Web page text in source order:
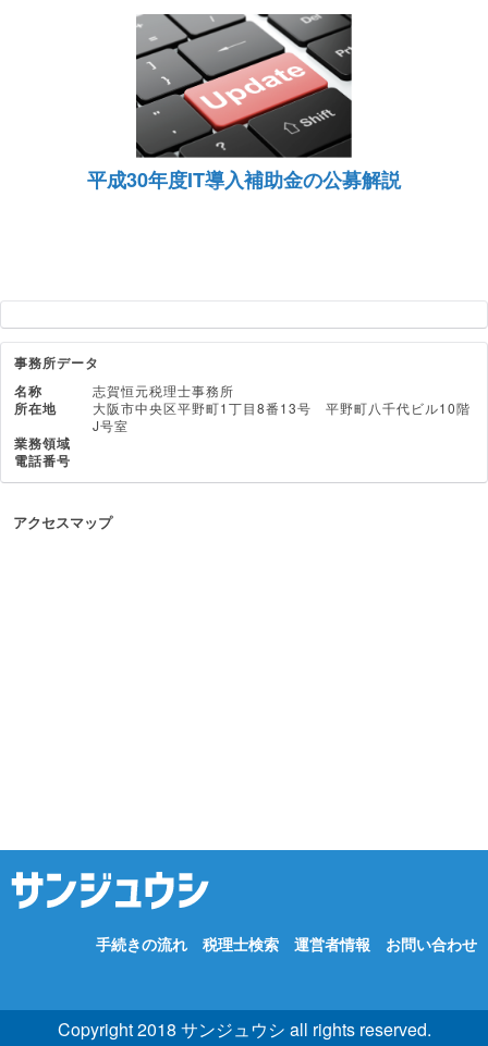
平成30年度IT導入補助金の公募解説
事務所データ
名称
志賀恒元税理士事務所
所在地
大阪市中央区平野町1丁目8番13号 平野町八千代ビル10階
J号室
業務領域
電話番号
アクセスマップ
手続きの流れ 税理士検索 運営者情報 お問い合わせ
Copyright 2018 サンジュウシ all rights reserved.